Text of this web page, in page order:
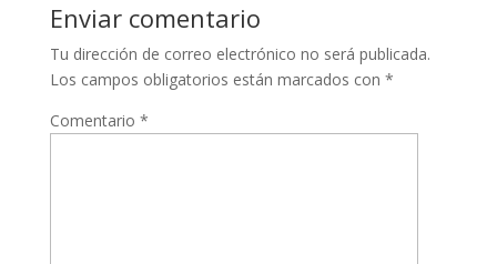
Enviar comentario
Tu dirección de correo electrónico no será publicada.
Los campos obligatorios están marcados con *
Comentario *